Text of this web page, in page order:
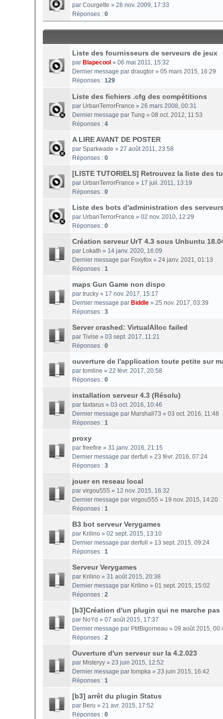
par Courgette » 28 nov. 2009, 17:33
Réponses : 0
Liste des fournisseurs de serveurs de jeux
par Blapecool » 06 mai 2011, 15:32
Dernier message par draugtor » 05 mars 2015, 16:29
Réponses : 129
Liste des fichiers .cfg des compétitions
par UrbanTerrorFrance » 26 mars 2008, 00:31
Dernier message par Tung » 08 oct. 2012, 11:53
Réponses : 4
A LIRE AVANT DE POSTER
par Sparkwade » 27 août 2011, 23:58
Réponses : 0
[LISTE TUTORIELS] Retrouvez la liste des
par UrbanTerrorFrance » 17 juil. 2011, 13:19
Réponses : 0
Liste des bots d'administration des
par UrbanTerrorFrance » 02 nov. 2010, 12:29
Réponses : 0
Création serveur UrT 4.3 sous Unbuntu
par Lokath » 14 janv. 2020, 16:09
Dernier message par Foxyfox » 24 janv. 2021, 01:13
Réponses : 1
maps Gun Game non dispo
par trucky » 17 nov. 2017, 15:17
Dernier message par Biddle » 25 nov. 2017, 03:39
Réponses : 3
Server crashed: VirtualAlloc failed
par Tivise » 03 sept. 2017, 11:21
Réponses : 0
ouverture de l'application toute petite sur
par tomline » 22 févr. 2017, 20:58
Réponses : 0
installation serveur 4.3 (Résolu)
par faxtarus » 03 oct. 2016, 10:46
Dernier message par Marshall73 » 03 oct. 2016, 11:48
Réponses : 1
proxy
par freefire » 31 janv. 2016, 21:15
Dernier message par derfull » 23 févr. 2016, 07:24
Réponses : 3
jouer en reseau local
par virgou555 » 12 nov. 2015, 16:32
Dernier message par virgou555 » 19 nov. 2015, 14:20
Réponses : 1
B3 bot serveur Verygames
par Krilino » 02 sept. 2015, 13:10
Dernier message par derfull » 13 sept. 2015, 09:24
Réponses : 1
Serveur Verygames
par Krilino » 31 août 2015, 20:38
Dernier message par Krilino » 01 sept. 2015, 15:02
Réponses : 2
[b3]Création d'un plugin qui ne marche pas
par NoYd » 07 août 2015, 17:37
Dernier message par PtitBigorneau » 09 août 2015,
Réponses : 2
Ouverture d'un serveur sur la 4.2.023
par Misteryy » 23 juin 2015, 12:52
Dernier message par tompka » 23 juin 2015, 16:42
Réponses : 1
[b3] arrêt du plugin Status
par Beru » 21 avr. 2015, 17:52
Réponses : 0